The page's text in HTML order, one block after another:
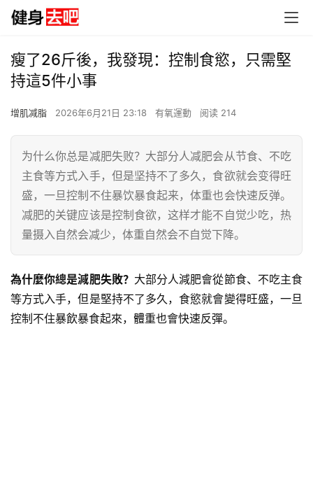
瘦了26斤後，我發現：控制食慾，只需堅
持這5件小事
增肌减脂 2026年6月21日 23:18 有氧運動 阅读 214
为什么你总是减肥失败？大部分人减肥会从节食、不吃
主食等方式入手，但是坚持不了多久，食欲就会变得旺
盛，一旦控制不住暴饮暴食起来，体重也会快速反弹。
减肥的关键应该是控制食欲，这样才能不自觉少吃，热
量摄入自然会减少，体重自然会不自觉下降。
為什麼你總是減肥失敗？ 大部分人減肥會從節食、不吃主食
等方式入手，但是堅持不了多久，食慾就會變得旺盛，一旦
控制不住暴飲暴食起來，體重也會快速反彈。